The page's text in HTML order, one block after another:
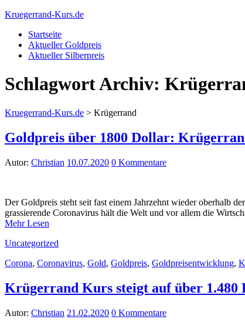
Kruegerrand-Kurs.de
Startseite
Aktueller Goldpreis
Aktueller Silberpreis
Schlagwort Archiv:
Kruegerrand-Kurs.de > Krügerrand
Goldpreis über 1800 Dollar:
Autor: Christian 10.07.2020 0 Kommentare
Der Goldpreis steht seit fast einem Jahrzehnt wieder oberhalb
grassierende Coronavirus hält die Welt und vor allem die
Mehr Lesen
Uncategorized
Corona, Coronavirus, Gold, Goldpreis, Goldpreisentwicklung,
Krügerrand Kurs steigt auf über 1.480
Autor: Christian 21.02.2020 0 Kommentare